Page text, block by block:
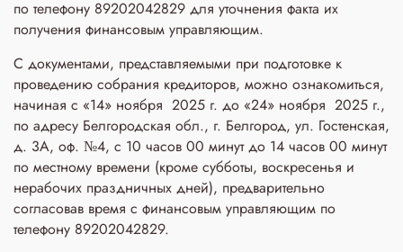
по телефону 89202042829 для уточнения факта их
получения финансовым управляющим.
С документами, представляемыми при подготовке к
проведению собрания кредиторов, можно ознакомиться,
начиная с «14» ноября 2025 г. до «24» ноября 2025 г.,
по адресу Белгородская обл., г. Белгород, ул. Гостенская,
д. 3A, оф. №4, с 10 часов 00 минут до 14 часов 00 минут
по местному времени (кроме субботы, воскресенья и
нерабочих праздничных дней), предварительно
согласовав время с финансовым управляющим по
телефону 89202042829.